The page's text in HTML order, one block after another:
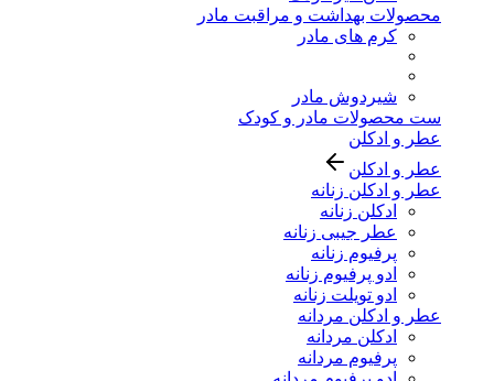
محصولات بهداشت و مراقبت مادر
کرم های مادر
شیردوش مادر
ست محصولات مادر و کودک
عطر و ادکلن
عطر و ادکلن
عطر و ادکلن زنانه
ادکلن زنانه
عطر جیبی زنانه
پرفیوم زنانه
ادو پرفیوم زنانه
ادو تویلت زنانه
عطر و ادکلن مردانه
ادکلن مردانه
پرفیوم مردانه